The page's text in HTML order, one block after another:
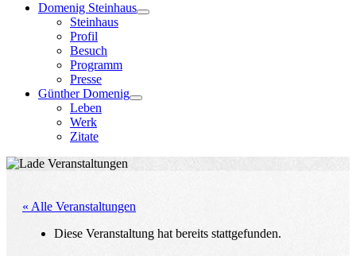
Domenig Steinhaus
Steinhaus
Profil
Besuch
Programm
Presse
Günther Domenig
Leben
Werk
Zitate
« Alle Veranstaltungen
Diese Veranstaltung hat bereits stattgefunden.